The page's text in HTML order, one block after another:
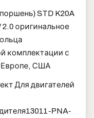
STD K20A
2.0 оригинальное
комплектации с
Европе, США
Для двигателей
13011-PNA-